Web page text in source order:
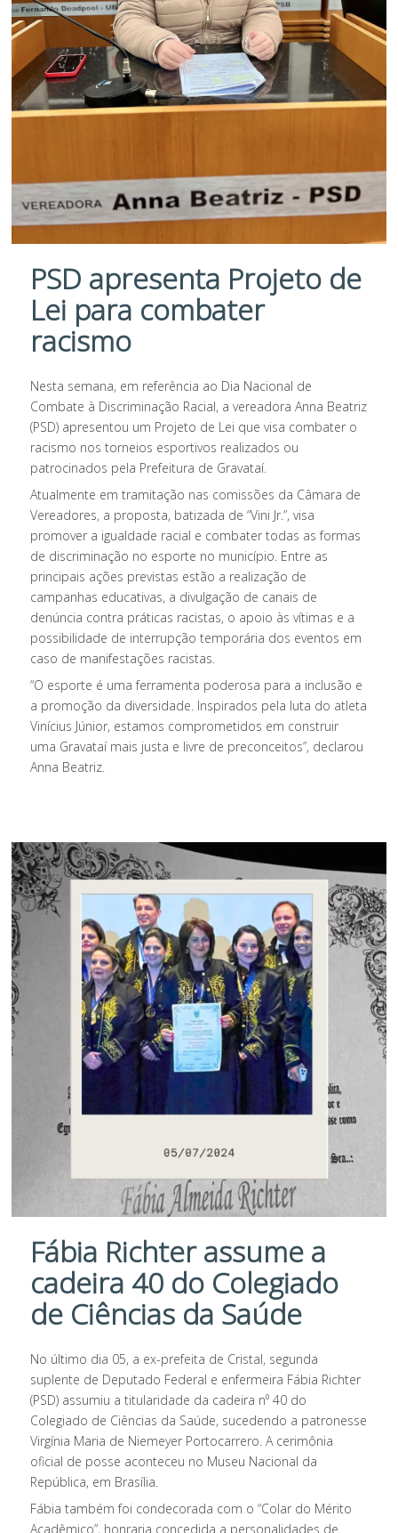
PSD apresenta Projeto de
Lei para combater
racismo
Nesta semana, em referência ao Dia Nacional de
Combate à Discriminação Racial, a vereadora Anna Beatriz
(PSD) apresentou um Projeto de Lei que visa combater o
racismo nos torneios esportivos realizados ou
patrocinados pela Prefeitura de Gravataí.
Atualmente em tramitação nas comissões da Câmara de
Vereadores, a proposta, batizada de “Vini Jr.”, visa
promover a igualdade racial e combater todas as formas
de discriminação no esporte no município. Entre as
principais ações previstas estão a realização de
campanhas educativas, a divulgação de canais de
denúncia contra práticas racistas, o apoio às vítimas e a
possibilidade de interrupção temporária dos eventos em
caso de manifestações racistas.
“O esporte é uma ferramenta poderosa para a inclusão e
a promoção da diversidade. Inspirados pela luta do atleta
Vinícius Júnior, estamos comprometidos em construir
uma Gravataí mais justa e livre de preconceitos”, declarou
Anna Beatriz.
Fábia Richter assume a
cadeira 40 do Colegiado
de Ciências da Saúde
No último dia 05, a ex-prefeita de Cristal, segunda
suplente de Deputado Federal e enfermeira Fábia Richter
(PSD) assumiu a titularidade da cadeira n⁰ 40 do
Colegiado de Ciências da Saúde, sucedendo a patronesse
Virgínia Maria de Niemeyer Portocarrero. A cerimônia
oficial de posse aconteceu no Museu Nacional da
República, em Brasília.
Fábia também foi condecorada com o “Colar do Mérito
Acadêmico”, honraria concedida a personalidades de